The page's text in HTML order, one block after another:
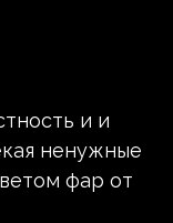
и и
ненужные
фар от